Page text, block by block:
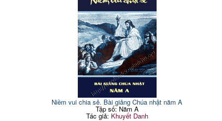
Niềm vui chia sẻ. Bài giảng Chúa nhật năm A
Tập số: Năm A
Tác giả: Khuyết Danh